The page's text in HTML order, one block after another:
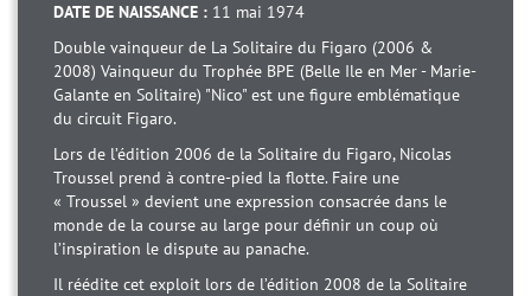
DATE DE NAISSANCE : 11 mai 1974
Double vainqueur de La Solitaire du Figaro (2006 &
2008) Vainqueur du Trophée BPE (Belle Ile en Mer - Marie-
Galante en Solitaire) "Nico" est une figure emblématique
du circuit Figaro.
Lors de l’édition 2006 de la Solitaire du Figaro, Nicolas
Troussel prend à contre-pied la flotte. Faire une
« Troussel » devient une expression consacrée dans le
monde de la course au large pour définir un coup où
l’inspiration le dispute au panache.
Il réédite cet exploit lors de l’édition 2008 de la Solitaire